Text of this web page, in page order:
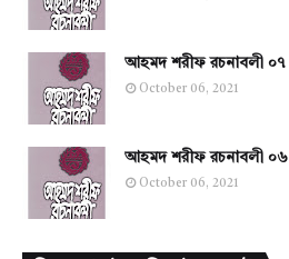
আহমদ শরীফ রচনাবলী ০৭
October 06, 2021
আহমদ শরীফ রচনাবলী ০৬
October 06, 2021